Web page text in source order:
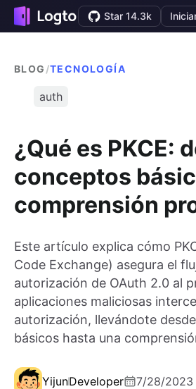
Star 14.3k
BLOG /TECNOLOGÍA
auth
¿Qué es PKCE:
conceptos
comprensión
Este artículo explica cómo
Code Exchange) asegura el
autorización de OAuth 2.0 al
aplicaciones maliciosas
autorización, llevándote
básicos hasta una
YijunDeveloper 7/28/2023